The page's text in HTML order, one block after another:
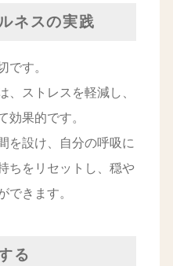
ネスの実践
です。
、ストレスを軽減し、
効果的です。
を設け、自分の呼吸に
ちをリセットし、穏や
できます。
る